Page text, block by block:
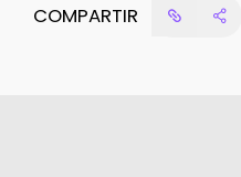
COMPARTIR